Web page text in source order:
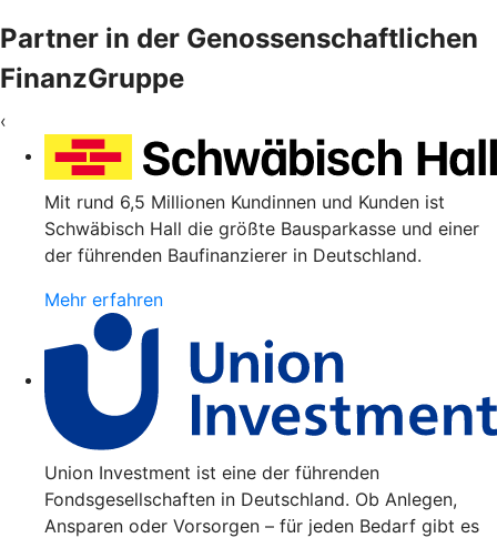
Partner in der Genossenschaftlichen
FinanzGruppe
‹
Mit rund 6,5 Millionen Kundinnen und Kunden ist
Schwäbisch Hall die größte Bausparkasse und einer
der führenden Baufinanzierer in Deutschland.
Mehr erfahren
Union Investment ist eine der führenden
Fondsgesellschaften in Deutschland. Ob Anlegen,
Ansparen oder Vorsorgen – für jeden Bedarf gibt es